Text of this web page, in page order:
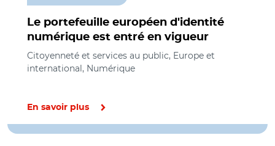
Le portefeuille européen d'identité
numérique est entré en vigueur
Citoyenneté et services au public, Europe et
international, Numérique
En savoir plus